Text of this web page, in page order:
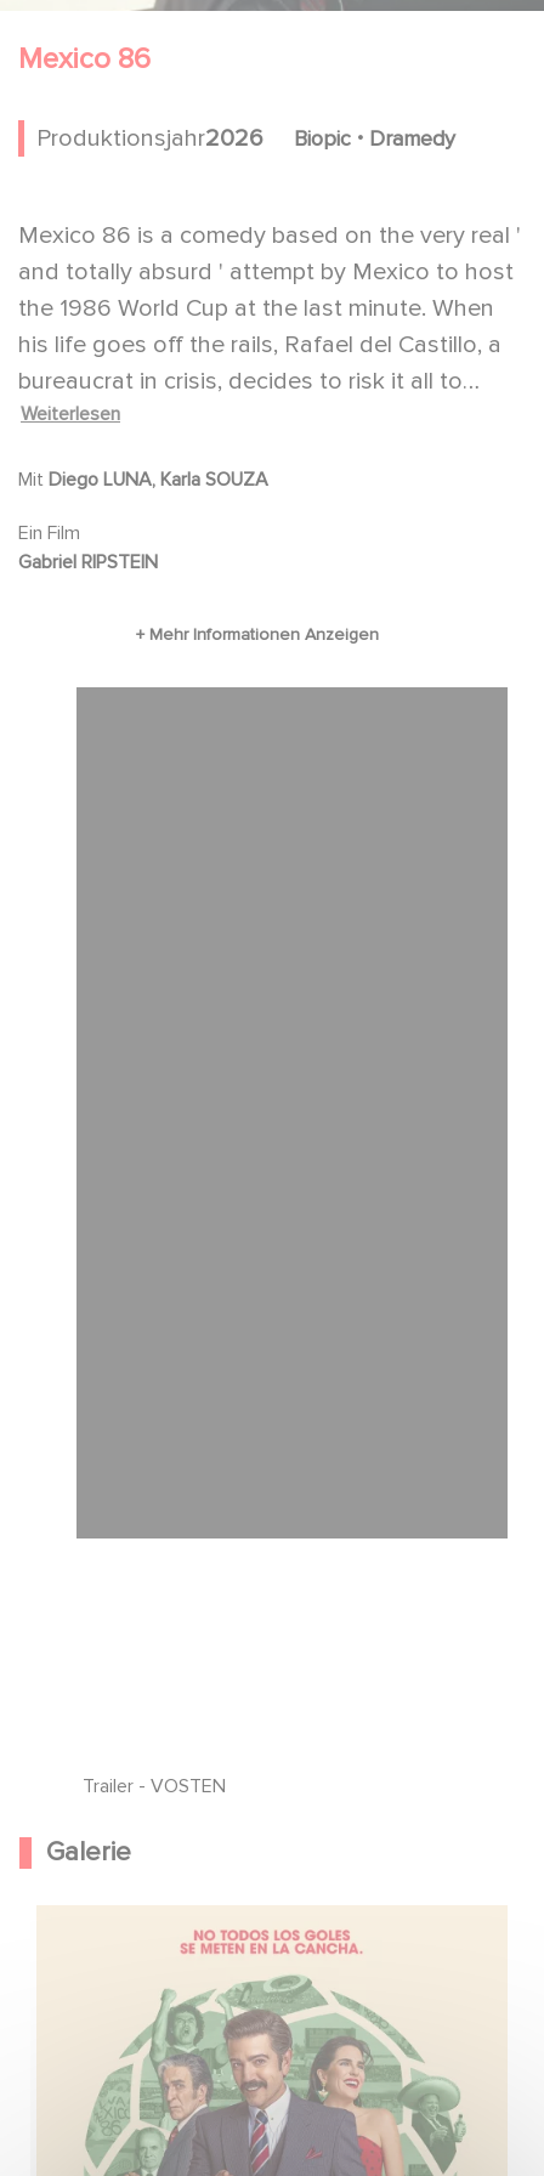
Mexico 86
Produktionsjahr2026 Biopic . Dramedy
Mexico 86 is a comedy based on the very real '
and totally absurd ' attempt by Mexico to host
the 1986 World Cup at the last minute. When
his life goes off the rails, Rafael del Castillo, a
bureaucrat in crisis, decides to risk it all to
become the savior of Mexican football...
Weiterlesen
Mit Diego LUNA, Karla SOUZA
Ein Film
Gabriel RIPSTEIN
Trailer - VOSTEN
Galerie